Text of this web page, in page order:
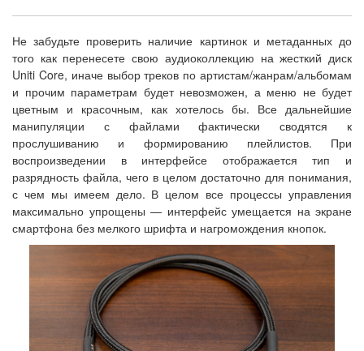
Не забудьте проверить наличие картинок и метаданных до
того как перенесете свою аудиоколлекцию на жесткий диск
Uniti Core, иначе выбор треков по артистам/жанрам/альбомам
и прочим параметрам будет невозможен, а меню не будет
цветным и красочным, как хотелось бы. Все дальнейшие
манипуляции с файлами фактически сводятся к
прослушиванию и формированию плейлистов. При
воспроизведении в интерфейсе отображается тип и
разрядность файла, чего в целом достаточно для понимания,
с чем мы имеем дело. В целом все процессы управления
максимально упрощены — интерфейс умещается на экране
смартфона без мелкого шрифта и нагромождения кнопок.